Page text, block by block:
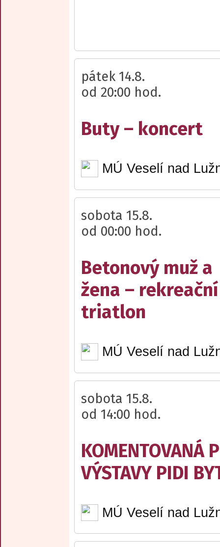
pátek 14.8.
od 20:00 hod.
Buty – koncert
MÚ Veselí nad
sobota 15.8.
od 00:00 hod.
Betonový muž a
žena – rekreační
triatlon
MÚ Veselí nad
sobota 15.8.
od 14:00 hod.
KOMENTOVANÁ
VÝSTAVY PIDI
MÚ Veselí nad